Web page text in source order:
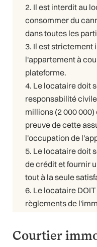
2. Il est interdit au
consommer du
dans toutes les
3. Il est strictement
l'appartement à
plateforme.
4. Le locataire doit
responsabilité
millions (2 000
preuve de cette
l'occupation de
5. Le locataire doit
de crédit et fournir
tout à la seule
6. Le locataire
règlements de
Courtier